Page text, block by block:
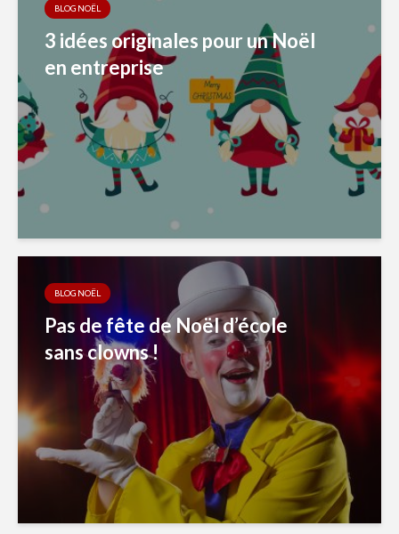
BLOG NOËL
3 idées originales pour un Noël
en entreprise
BLOG NOËL
Pas de fête de Noël d’école
sans clowns !